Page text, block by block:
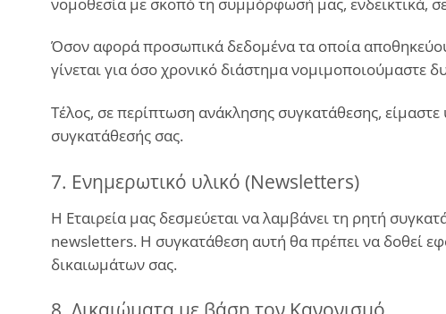
Όσον αφορά προσωπικά δεδομένα τα οποία
γίνεται για όσο χρονικό διάστημα νομιμοποιούμαστε
Τέλος, σε περίπτωση ανάκλησης συγκατάθεσης,
συγκατάθεσής σας.
7. Ενημερωτικό υλικό (Newsletters)
H Εταιρεία μας δεσμεύεται να λαμβάνει τη ρητή
newsletters. Η συγκατάθεση αυτή θα πρέπει να δοθεί
δικαιωμάτων σας.